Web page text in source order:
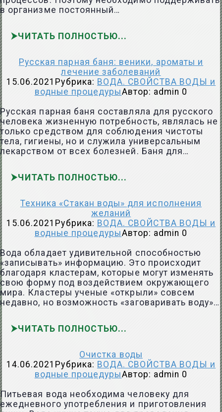
в организме постоянный…
ЧИТАТЬ ПОЛНОСТЬЮ
Русская парная баня: веники, ароматы и
лечение заболеваний
15.06.2021 Рубрика: ВОДА. СВОЙСТВА ВОДЫ и
водные процедурыАвтор: admin 0
Русская парная баня составляла для русского
человека жизненную потребность, являлась не
только средством для соблюдения чистоты
тела, гигиены, но и служила универсальным
лекарством от всех болезней. Баня для…
ЧИТАТЬ ПОЛНОСТЬЮ
Техника «Стакан воды» для исполнения
желаний
15.06.2021 Рубрика: ВОДА. СВОЙСТВА ВОДЫ и
водные процедурыАвтор: admin 0
Вода обладает удивительной способностью
«записывать» информацию. Это происходит
благодаря кластерам, которые могут изменять
свою форму под воздействием окружающего
мира. Кластеры ученые «открыли» совсем
недавно, но возможность «заговаривать воду»…
ЧИТАТЬ ПОЛНОСТЬЮ
Очистка воды
14.06.2021 Рубрика: ВОДА. СВОЙСТВА ВОДЫ и
водные процедурыАвтор: admin 0
Питьевая вода необходима человеку для
ежедневного употребления и приготовления